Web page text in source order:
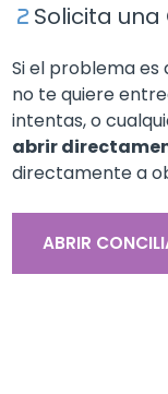
Solicita
Si el problema es
no te quiere
intentas, o
abrir
directamente a
ABRIR